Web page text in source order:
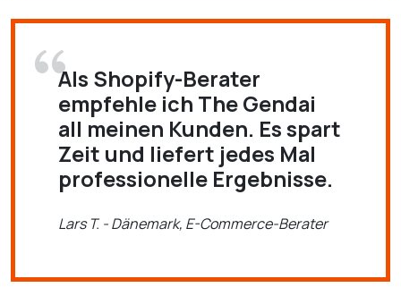
Als Shopify-Berater
empfehle ich The Gendai
all meinen Kunden. Es spart
Zeit und liefert jedes Mal
professionelle Ergebnisse.
Lars T. - Dänemark, E-Commerce-Berater